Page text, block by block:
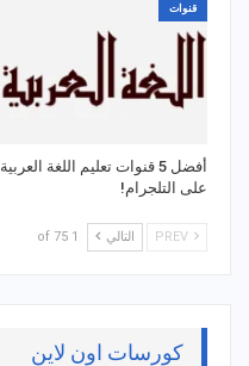
قنوات
أفضل 5 قنوات تعليم اللغة العربية
على التلجرام!
التالي 1 of 75
كورسات اون لاين